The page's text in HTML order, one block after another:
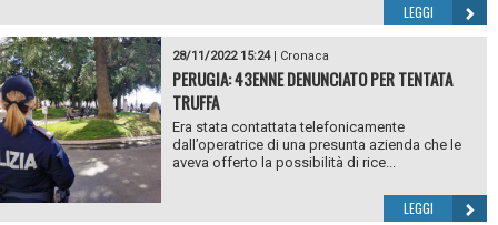
LEGGI
28/11/2022 15:24| Cronaca
PERUGIA: 43ENNE DENUNCIATO PER TENTATA
TRUFFA
Era stata contattata telefonicamente
dall’operatrice di una presunta azienda che le
aveva offerto la possibilità di rice...
LEGGI